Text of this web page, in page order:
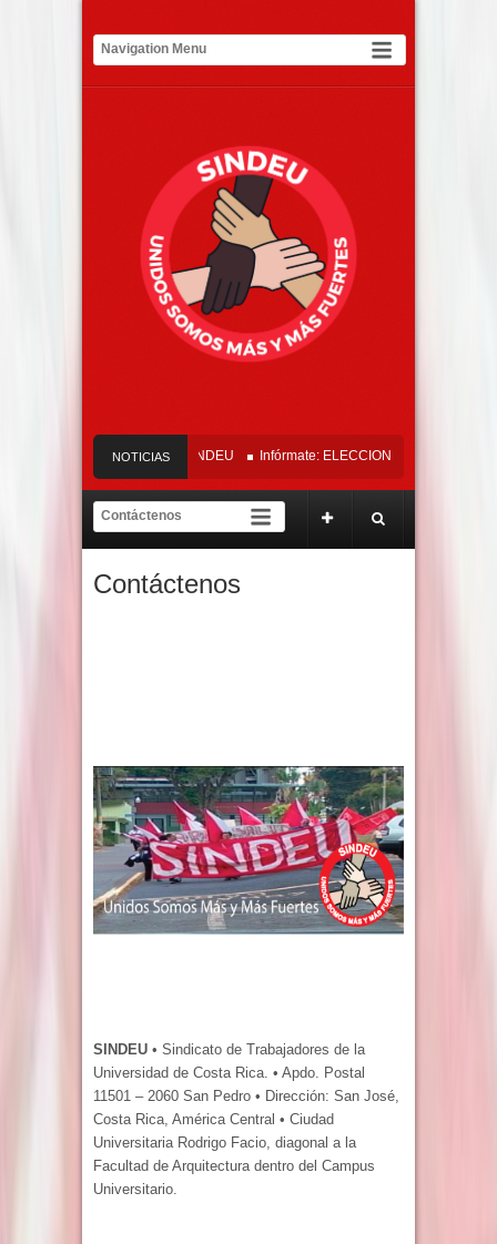
NOTICIAS
Oficial Tribunal del SINDEU Infórmate: ELECCIONES SINDEU 2026 – 2029
proceso electoral y de inscripción de tendencias del 22 de abril al 22 de mayo
Contáctenos
SINDEU • Sindicato de Trabajadores de la
Universidad de Costa Rica. • Apdo. Postal
11501 – 2060 San Pedro • Dirección: San José,
Costa Rica, América Central • Ciudad
Universitaria Rodrigo Facio, diagonal a la
Facultad de Arquitectura dentro del Campus
Universitario.